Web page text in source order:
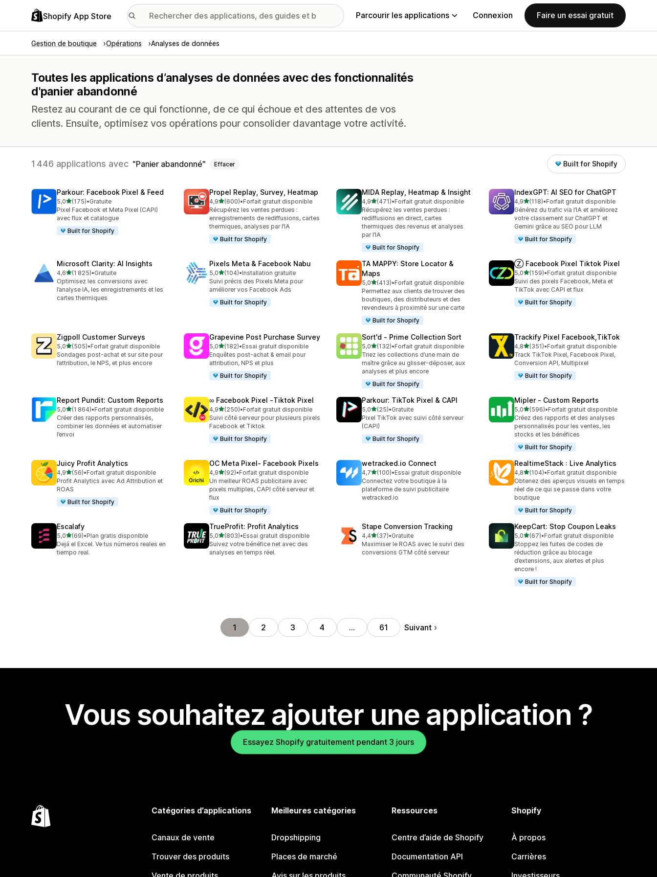
Shopify App Store Parcourir les applications Connexion Faire un essai gratuit
Gestion de boutique Opérations Analyses de données
Toutes les applications d’analyses de données avec des fonctionnalités
d'panier abandonné
Restez au courant de ce qui fonctionne, de ce qui échoue et des attentes de vos
clients. Ensuite, optimisez vos opérations pour consolider davantage votre activité.
1 446 applications avec Panier abandonné Effacer Built for Shopify
Parkour: Facebook Pixel & Feed
5,0étoile(s) sur 5
(175)
175 avis au total
•Gratuite
Pixel Facebook et Meta Pixel (CAPI)
avec flux et catalogue
Built for Shopify
Propel Replay, Survey, Heatmap
4,9étoile(s) sur 5
(600)
600 avis au total
•Forfait gratuit disponible
Récupérez les ventes perdues :
enregistrements de rediffusions, cartes
thermiques, analyses par l’IA
Built for Shopify
MIDA Replay, Heatmap & Insight
4,9étoile(s) sur 5
(471)
471 avis au total
•Forfait gratuit disponible
Récupérez les ventes perdues :
rediffusions en direct, cartes
thermiques des revenus et analyses
par l’IA
Built for Shopify
IndexGPT: AI SEO for ChatGPT
4,9étoile(s) sur 5
(118)
118 avis au total
•Forfait gratuit disponible
Générez du trafic via l’IA et améliorez
votre classement sur ChatGPT et
Gemini grâce au SEO pour LLM
Built for Shopify
Microsoft Clarity: AI Insights
4,6étoile(s) sur 5
(1 825)
1825 avis au total
•Gratuite
Optimisez les conversions avec
l’analyse IA, les enregistrements et les
cartes thermiques
Pixels Meta & Facebook Nabu
5,0étoile(s) sur 5
(104)
104 avis au total
•Installation gratuite
Suivi précis des Pixels Meta pour
améliorer vos Facebook Ads
Built for Shopify
TA MAPPY: Store Locator &
Maps
5,0étoile(s) sur 5
(413)
413 avis au total
•Forfait gratuit disponible
Permettez aux clients de trouver des
boutiques, des distributeurs et des
revendeurs à proximité sur une carte
Built for Shopify
Ⓩ Facebook Pixel Tiktok Pixel
5,0étoile(s) sur 5
(159)
159 avis au total
•Forfait gratuit disponible
Suivi des pixels Facebook, Meta et
TikTok avec CAPI et flux
Built for Shopify
Zigpoll Customer Surveys
5,0étoile(s) sur 5
(505)
505 avis au total
•Forfait gratuit disponible
Sondages post-achat et sur site pour
l’attribution, le NPS, et plus encore
Grapevine Post Purchase Survey
5,0étoile(s) sur 5
(182)
182 avis au total
•Essai gratuit disponible
Enquêtes post-achat & email pour
attribution, NPS et plus
Built for Shopify
Sort'd ‑ Prime Collection Sort
5,0étoile(s) sur 5
(132)
132 avis au total
•Forfait gratuit disponible
Triez les collections d’une main de
maître grâce au glisser-déposer, aux
analyses et plus encore
Built for Shopify
Trackify Pixel Facebook,TikTok
4,8étoile(s) sur 5
(351)
351 avis au total
•Forfait gratuit disponible
Track TikTok Pixel, Facebook Pixel,
Conversion API, Multipixel
Built for Shopify
Report Pundit: Custom Reports
5,0étoile(s) sur 5
(1 864)
1864 avis au total
•Forfait gratuit disponible
Créer des rapports personnalisés,
combiner les données et automatiser
l’envoi
∞ Facebook Pixel ‑Tiktok Pixel
4,9étoile(s) sur 5
(250)
250 avis au total
•Forfait gratuit disponible
Suivi côté serveur pour plusieurs pixels
Facebook et Tiktok
Built for Shopify
Parkour: TikTok Pixel & CAPI
5,0étoile(s) sur 5
(25)
25 avis au total
•Gratuite
Pixel TikTok avec suivi côté serveur
(CAPI)
Built for Shopify
Mipler ‑ Custom Reports
5,0étoile(s) sur 5
(596)
596 avis au total
•Forfait gratuit disponible
Créez des rapports et des analyses
personnalisés pour les ventes, les
stocks et les bénéfices
Built for Shopify
Juicy Profit Analytics
4,9étoile(s) sur 5
(56)
56 avis au total
•Forfait gratuit disponible
Profit Analytics avec Ad Attribution et
ROAS
Built for Shopify
OC Meta Pixel‑ Facebook Pixels
4,9étoile(s) sur 5
(92)
92 avis au total
•Forfait gratuit disponible
Un meilleur ROAS publicitaire avec
pixels multiples, CAPI côté serveur et
flux
Built for Shopify
wetracked.io Connect
4,7étoile(s) sur 5
(100)
100 avis au total
•Essai gratuit disponible
Connectez votre boutique à la
plateforme de suivi publicitaire
wetracked.io
RealtimeStack : Live Analytics
4,8étoile(s) sur 5
(104)
104 avis au total
•Forfait gratuit disponible
Obtenez des aperçus visuels en temps
réel de ce qui se passe dans votre
boutique
Built for Shopify
Escalafy
5,0étoile(s) sur 5
(69)
69 avis au total
•Plan gratis disponible
Dejá el Excel. Ve tus números reales en
tiempo real.
TrueProfit: Profit Analytics
5,0étoile(s) sur 5
(803)
803 avis au total
•Essai gratuit disponible
Suivez votre bénéfice net avec des
analyses en temps réel.
Stape Conversion Tracking
4,4étoile(s) sur 5
(37)
37 avis au total
•Gratuite
Maximiser le ROAS avec le suivi des
conversions GTM côté serveur
KeepCart: Stop Coupon Leaks
5,0étoile(s) sur 5
(67)
67 avis au total
•Forfait gratuit disponible
Stoppez les fuites de codes de
réduction grâce au blocage
d’extensions, aux alertes et plus
encore !
Built for Shopify
1 2 3 4 … 61 Suivant
Vous souhaitez ajouter une application ?
Essayez Shopify gratuitement pendant 3 jours
Catégories d’applications
Canaux de vente
Trouver des produits
Meilleures catégories
Dropshipping
Places de marché
Ressources
Centre d’aide de Shopify
Documentation API
Shopify
À propos
Carrières